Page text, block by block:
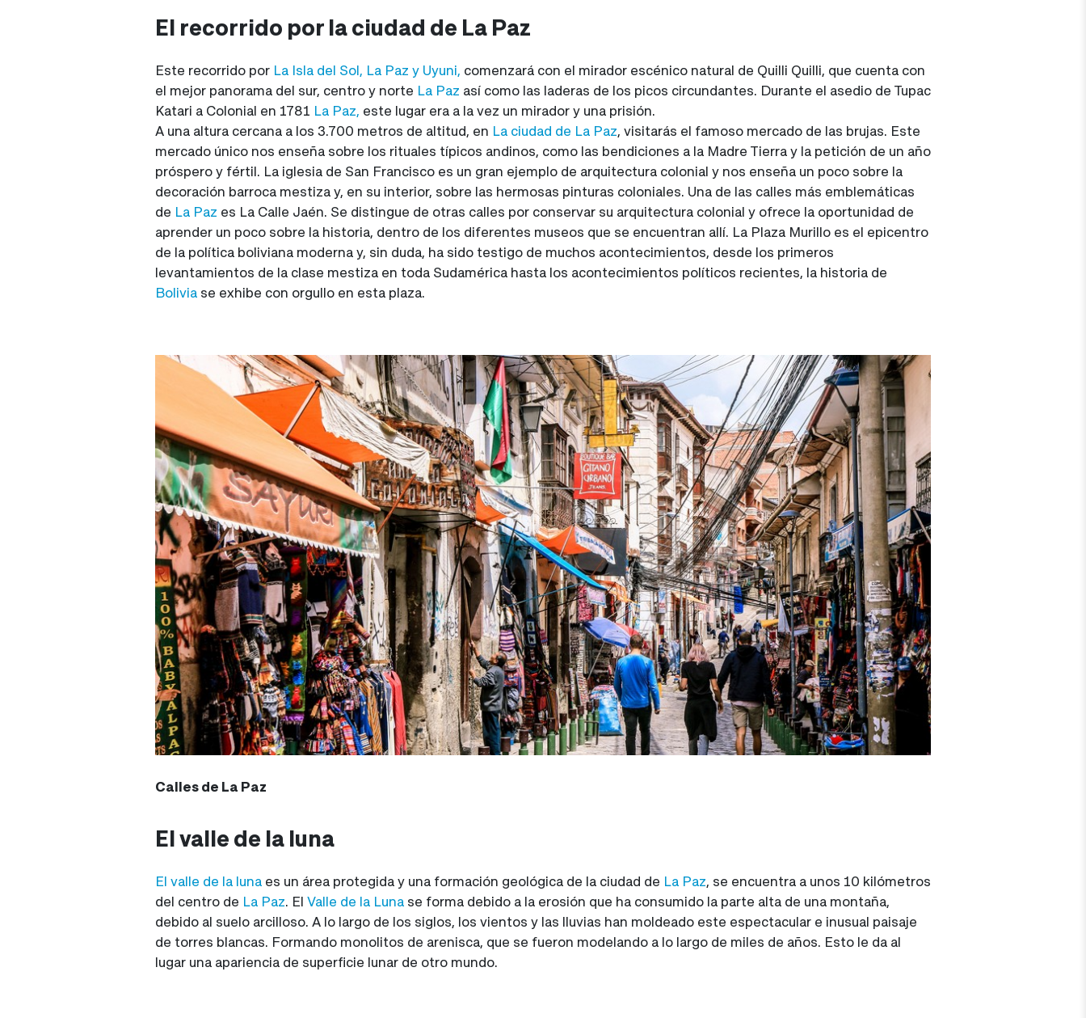
El recorrido por la ciudad de La Paz
Este recorrido por La Isla del Sol, La Paz y Uyuni, comenzará con el mirador escénico natural de Quilli Quilli, que cuenta con
el mejor panorama del sur, centro y norte La Paz así como las laderas de los picos circundantes. Durante el asedio de Tupac
Katari a Colonial en 1781 La Paz, este lugar era a la vez un mirador y una prisión.
A una altura cercana a los 3.700 metros de altitud, en La ciudad de La Paz, visitarás el famoso mercado de las brujas. Este
mercado único nos enseña sobre los rituales típicos andinos, como las bendiciones a la Madre Tierra y la petición de un año
próspero y fértil. La iglesia de San Francisco es un gran ejemplo de arquitectura colonial y nos enseña un poco sobre la
decoración barroca mestiza y, en su interior, sobre las hermosas pinturas coloniales. Una de las calles más emblemáticas
de La Paz es La Calle Jaén. Se distingue de otras calles por conservar su arquitectura colonial y ofrece la oportunidad de
aprender un poco sobre la historia, dentro de los diferentes museos que se encuentran allí. La Plaza Murillo es el epicentro
de la política boliviana moderna y, sin duda, ha sido testigo de muchos acontecimientos, desde los primeros
levantamientos de la clase mestiza en toda Sudamérica hasta los acontecimientos políticos recientes, la historia de
Bolivia se exhibe con orgullo en esta plaza.
Calles de La Paz
El valle de la luna
El valle de la luna es un área protegida y una formación geológica de la ciudad de La Paz, se encuentra a unos 10 kilómetros
del centro de La Paz. El Valle de la Luna se forma debido a la erosión que ha consumido la parte alta de una montaña,
debido al suelo arcilloso. A lo largo de los siglos, los vientos y las lluvias han moldeado este espectacular e inusual paisaje
de torres blancas. Formando monolitos de arenisca, que se fueron modelando a lo largo de miles de años. Esto le da al
lugar una apariencia de superficie lunar de otro mundo.